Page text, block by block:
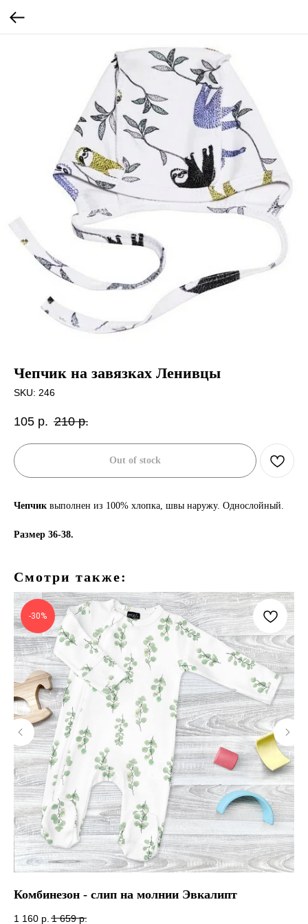
Чепчик на завязках Ленивцы
SKU: 246
105 р. 210 р.
Out of stock
Чепчик выполнен из 100% хлопка, швы наружу. Однослойный.
Размер 36-38.
Смотри также:
-30%
Комбинезон - слип на молнии Эвкалипт
1 160 р. 1 659 р.